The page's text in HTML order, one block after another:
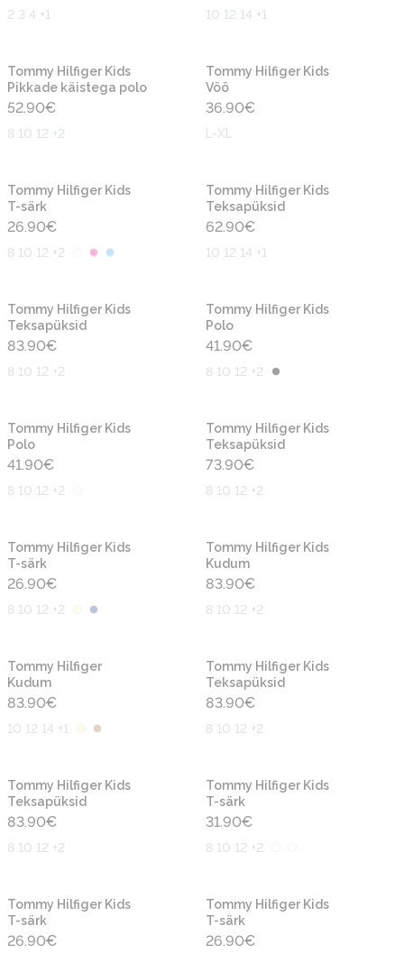
2 3 4 +1 10 12 14 +1
Tommy Hilfiger Kids
Pikkade käistega polo
52.90€
8 10 12 +2
Tommy Hilfiger Kids
Vöö
36.90€
L-XL
Tommy Hilfiger Kids
T-särk
26.90€
8 10 12 +2
Tommy Hilfiger Kids
Teksapüksid
62.90€
10 12 14 +1
Tommy Hilfiger Kids
Teksapüksid
83.90€
8 10 12 +2
Tommy Hilfiger Kids
Polo
41.90€
8 10 12 +2
Tommy Hilfiger Kids
Polo
41.90€
8 10 12 +2
Tommy Hilfiger Kids
Teksapüksid
73.90€
8 10 12 +2
Tommy Hilfiger Kids
T-särk
26.90€
8 10 12 +2
Tommy Hilfiger Kids
Kudum
83.90€
8 10 12 +2
Tommy Hilfiger
Kudum
83.90€
10 12 14 +1
Tommy Hilfiger Kids
Teksapüksid
83.90€
8 10 12 +2
Tommy Hilfiger Kids
Teksapüksid
83.90€
8 10 12 +2
Tommy Hilfiger Kids
T-särk
31.90€
8 10 12 +2
Tommy Hilfiger Kids
T-särk
26.90€
Tommy Hilfiger Kids
T-särk
26.90€